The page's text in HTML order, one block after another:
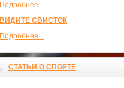
Подробнее...
ВИДИТЕ СВИСТОК
Подробнее...
СТАТЬИ О СПОРТЕ